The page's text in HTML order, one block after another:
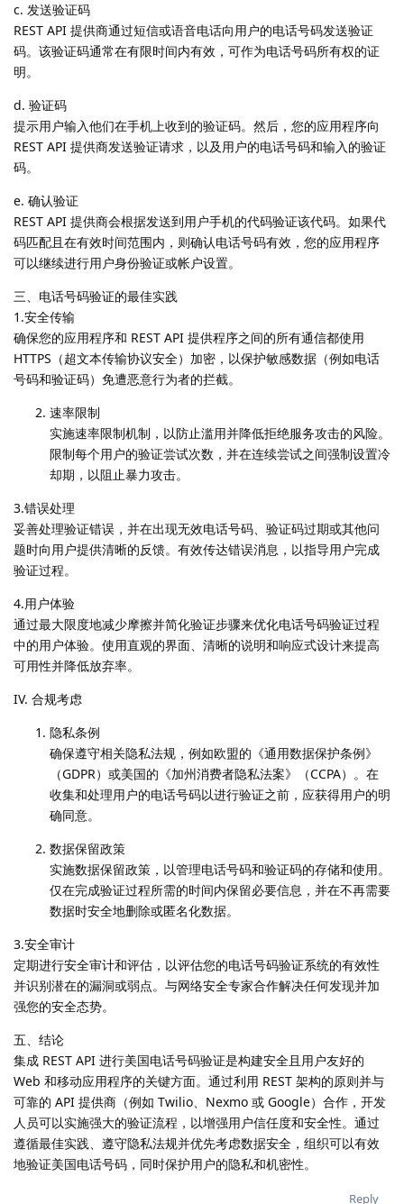
c. 发送验证码
REST API 提供商通过短信或语音电话向用户的电话号码发送验证
码。该验证码通常在有限时间内有效，可作为电话号码所有权的证
明。
d. 验证码
提示用户输入他们在手机上收到的验证码。然后，您的应用程序向
REST API 提供商发送验证请求，以及用户的电话号码和输入的验证
码。
e. 确认验证
REST API 提供商会根据发送到用户手机的代码验证该代码。如果代
码匹配且在有效时间范围内，则确认电话号码有效，您的应用程序
可以继续进行用户身份验证或帐户设置。
三、电话号码验证的最佳实践
1.安全传输
确保您的应用程序和 REST API 提供程序之间的所有通信都使用
HTTPS（超文本传输​​协议安全）加密，以保护敏感数据（例如电话
号码和验证码）免遭恶意行为者的拦截。
速率限制
实施速率限制机制，以防止滥用并降低拒绝服务攻击的风险。
限制每个用户的验证尝试次数，并在连续尝试之间强制设置冷
却期，以阻止暴力攻击。
3.错误处理
妥善处理验证错误，并在出现无效电话号码、验证码过期或其他问
题时向用户提供清晰的反馈。有效传达错误消息，以指导用户完成
验证过程。
4.用户体验
通过最大限度地减少摩擦并简化验证步骤来优化电话号码验证过程
中的用户体验。使用直观的界面、清晰的说明和响应式设计来提高
可用性并降低放弃率。
IV. 合规考虑
隐私条例
确保遵守相关隐私法规，例如欧盟的《通用数据保护条例》
（GDPR）或美国的《加州消费者隐私法案》（CCPA）。在
收集和处理用户的电话号码以进行验证之前，应获得用户的明
确同意。
数据保留政策
实施数据保留政策，以管理电话号码和验证码的存储和使用。
仅在完成验证过程所需的时间内保留必要信息，并在不再需要
数据时安全地删除或匿名化数据。
3.安全审计
定期进行安全审计和评估，以评估您的电话号码验证系统的有效性
并识别潜在的漏洞或弱点。与网络安全专家合作解决任何发现并加
强您的安全态势。
五、结论
集成 REST API 进行美国电话号码验证是构建安全且用户友好的
Web 和移动应用程序的关键方面。通过利用 REST 架构的原则并与
可靠的 API 提供商（例如 Twilio、Nexmo 或 Google）合作，开发
人员可以实施强大的验证流程，以增强用户信任度和安全性。通过
遵循最佳实践、遵守隐私法规并优先考虑数据安全，组织可以有效
地验证美国电话号码，同时保护用户的隐私和机密性。
Reply